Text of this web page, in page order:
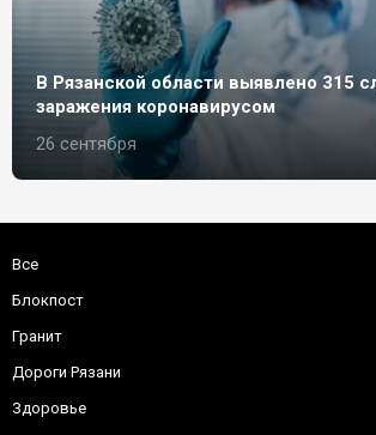
В Рязанской области выявлено 315
заражения коронавирусом
26 сентября
Все
Блокпост
Гранит
Дороги Рязани
Здоровье